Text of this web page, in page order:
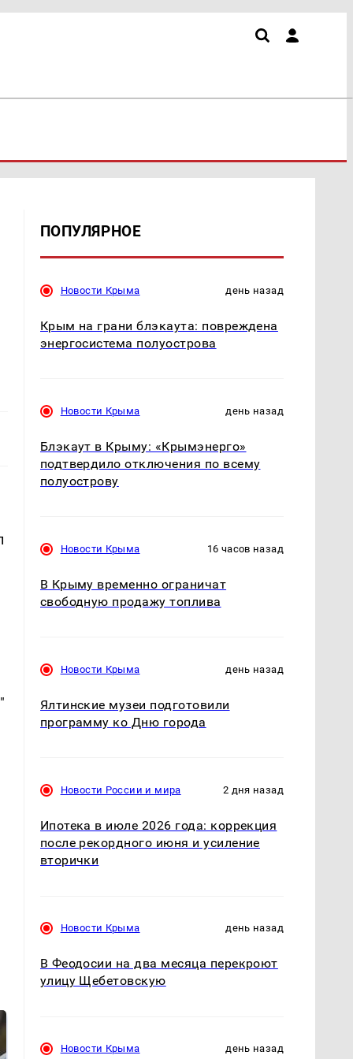
ПОПУЛЯРНОЕ
Новости Крыма день назад
Крым на грани блэкаута: повреждена
энергосистема полуострова
Новости Крыма день назад
Блэкаут в Крыму: «Крымэнерго»
подтвердило отключения по всему
полуострову
Новости Крыма 16 часов назад
В Крыму временно ограничат
свободную продажу топлива
Новости Крыма день назад
Ялтинские музеи подготовили
программу ко Дню города
Новости России и мира 2 дня назад
Ипотека в июле 2026 года: коррекция
после рекордного июня и усиление
вторички
Новости Крыма день назад
В Феодосии на два месяца перекроют
улицу Щебетовскую
Новости Крыма день назад